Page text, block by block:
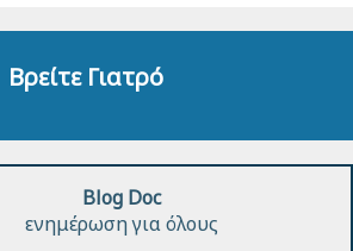
Βρείτε Γιατρό
Blog Doc
ενημέρωση για όλους